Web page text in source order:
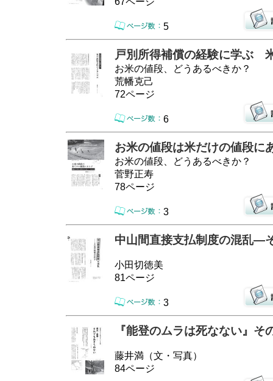
5
戸別所得補償の経験に学ぶ
お米の値段、どうあるべきか？
荒幡克己
72ページ
6
お米の値段は米だけの値段
お米の値段、どうあるべきか？
菅野正寿
78ページ
3
中山間直接支払制度の混乱―
小田切徳美
81ページ
3
『能登のムラは死なない』
藤井満（文・写真）
84ページ